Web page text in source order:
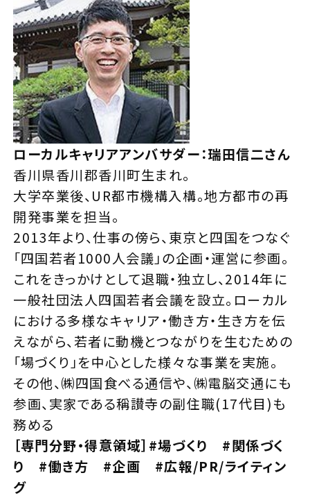
ローカルキャリアアンバサダー：瑞田信二さん
香川県香川郡香川町生まれ。
大学卒業後、UR都市機構入構。地方都市の再
開発事業を担当。
2013年より、仕事の傍ら、東京と四国をつなぐ
「四国若者1000人会議」の企画・運営に参画。
これをきっかけとして退職・独立し、2014年に
一般社団法人四国若者会議を設立。ローカル
における多様なキャリア・働き方・生き方を伝
えながら、若者に動機とつながりを生むための
「場づくり」を中心とした様々な事業を実施。
その他、㈱四国食べる通信や、㈱電脳交通にも
参画、実家である稱讃寺の副住職(17代目)も
務める
［専門分野・得意領域］#場づくり #関係づく
り #働き方 #企画 #広報/PR/ライティン
グ